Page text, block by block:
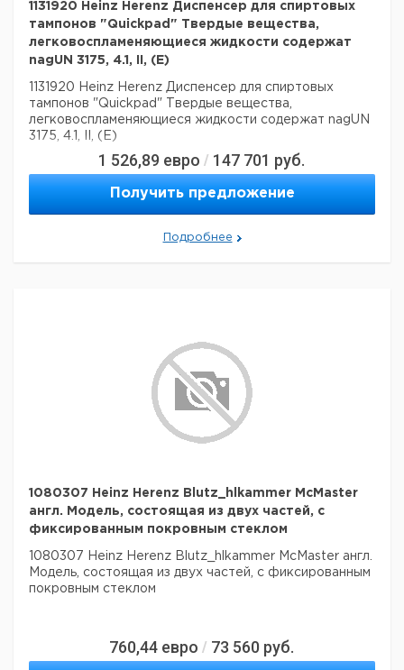
1131920 Heinz Herenz Диспенсер для спиртовых
тампонов "Quickpad" Твердые вещества,
легковоспламеняющиеся жидкости содержат
nagUN 3175, 4.1, II, (E)
1131920 Heinz Herenz Диспенсер для спиртовых
тампонов "Quickpad" Твердые вещества,
легковоспламеняющиеся жидкости содержат nagUN
3175, 4.1, II, (E)
1 526,89 евро / 147 701 руб.
Получить предложение
Подробнее
1080307 Heinz Herenz Blutz_hlkammer McMaster
англ. Модель, состоящая из двух частей, с
фиксированным покровным стеклом
1080307 Heinz Herenz Blutz_hlkammer McMaster англ.
Модель, состоящая из двух частей, с фиксированным
покровным стеклом
760,44 евро / 73 560 руб.